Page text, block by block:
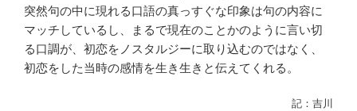
突然句の中に現れる口語の真っすぐな印象は句の内容に
マッチしているし、まるで現在のことかのように言い切
る口調が、初恋をノスタルジーに取り込むのではなく、
初恋をした当時の感情を生き生きと伝えてくれる。
記：吉川